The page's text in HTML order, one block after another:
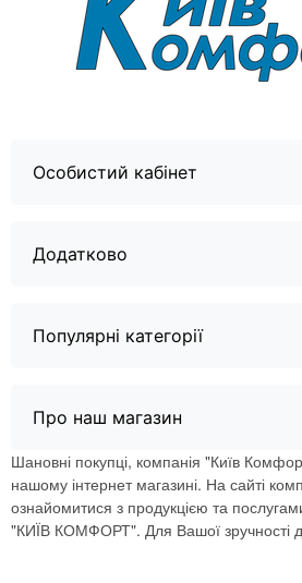
Особистий кабінет
Додатково
Популярні категорії
Про наш магазин
Шановні покупці, компанія "Київ
нашому інтернет магазині. На сайті
ознайомитися з продукцією та
"КИЇВ КОМФОРТ". Для Вашої зручності